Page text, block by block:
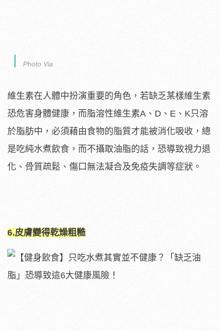
Photo Via
維生素在人體中扮演重要的角色，若缺乏某樣維生素
恐危害身體健康，而脂溶性維生素A、D、E、K只溶
於脂肪中，必須藉由食物的脂質才能被消化吸收，總
是吃純水煮飲食，而不攝取油脂的話，恐導致視力退
化、骨質疏鬆、傷口無法凝合及免疫失調等症狀。
6.皮膚變得乾燥粗糙